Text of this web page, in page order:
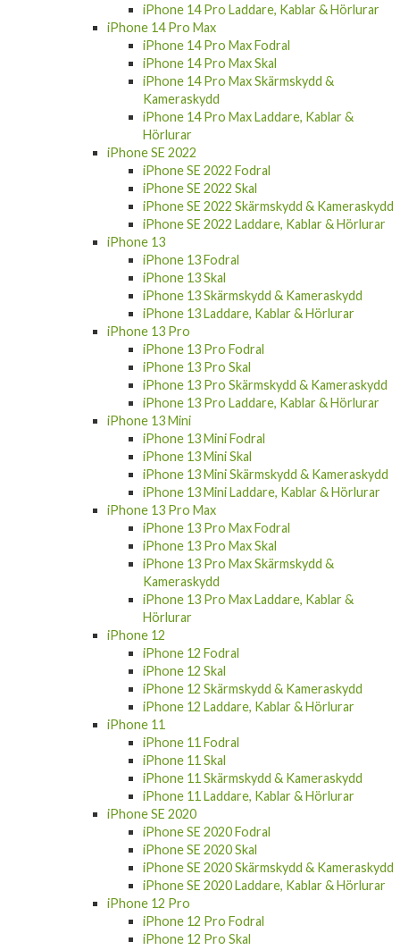
iPhone 14 Pro Laddare, Kablar & Hörlurar
iPhone 14 Pro Max
iPhone 14 Pro Max Fodral
iPhone 14 Pro Max Skal
iPhone 14 Pro Max Skärmskydd &
Kameraskydd
iPhone 14 Pro Max Laddare, Kablar &
Hörlurar
iPhone SE 2022
iPhone SE 2022 Fodral
iPhone SE 2022 Skal
iPhone SE 2022 Skärmskydd & Kameraskydd
iPhone SE 2022 Laddare, Kablar & Hörlurar
iPhone 13
iPhone 13 Fodral
iPhone 13 Skal
iPhone 13 Skärmskydd & Kameraskydd
iPhone 13 Laddare, Kablar & Hörlurar
iPhone 13 Pro
iPhone 13 Pro Fodral
iPhone 13 Pro Skal
iPhone 13 Pro Skärmskydd & Kameraskydd
iPhone 13 Pro Laddare, Kablar & Hörlurar
iPhone 13 Mini
iPhone 13 Mini Fodral
iPhone 13 Mini Skal
iPhone 13 Mini Skärmskydd & Kameraskydd
iPhone 13 Mini Laddare, Kablar & Hörlurar
iPhone 13 Pro Max
iPhone 13 Pro Max Fodral
iPhone 13 Pro Max Skal
iPhone 13 Pro Max Skärmskydd &
Kameraskydd
iPhone 13 Pro Max Laddare, Kablar &
Hörlurar
iPhone 12
iPhone 12 Fodral
iPhone 12 Skal
iPhone 12 Skärmskydd & Kameraskydd
iPhone 12 Laddare, Kablar & Hörlurar
iPhone 11
iPhone 11 Fodral
iPhone 11 Skal
iPhone 11 Skärmskydd & Kameraskydd
iPhone 11 Laddare, Kablar & Hörlurar
iPhone SE 2020
iPhone SE 2020 Fodral
iPhone SE 2020 Skal
iPhone SE 2020 Skärmskydd & Kameraskydd
iPhone SE 2020 Laddare, Kablar & Hörlurar
iPhone 12 Pro
iPhone 12 Pro Fodral
iPhone 12 Pro Skal